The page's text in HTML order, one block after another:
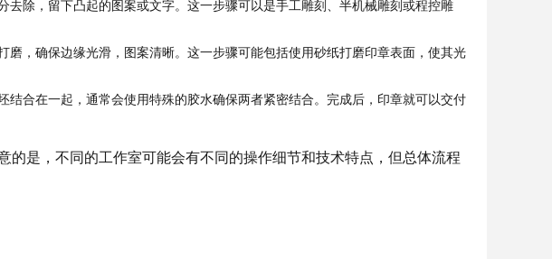
去除，留下凸起的图案或文字。这一步骤可以是手工雕刻、半机械雕刻或程控雕
磨，确保边缘光滑，图案清晰。这一步骤可能包括使用砂纸打磨印章表面，使其光
结合在一起，通常会使用特殊的胶水确保两者紧密结合。完成后，印章就可以交付
的是，不同的工作室可能会有不同的操作细节和技术特点，但总体流程